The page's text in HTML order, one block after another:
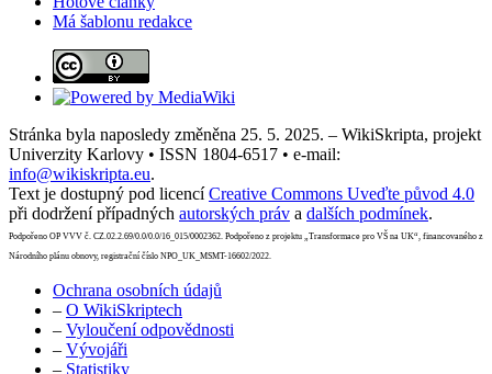
Má šablonu redakce
Stránka byla naposledy změněna 25. 5. 2025. – WikiSkripta, projekt
Univerzity Karlovy • ISSN 1804-6517 • e-mail:
info@wikiskripta.eu.
Text je dostupný pod licencíCreative Commons Uveďte původ 4.0
při dodržení případných autorských práv a dalších podmínek.
Podpořeno OP VVV č. CZ.02.2.69/0.0/0.0/16_015/0002362. Podpořeno z projektu „Transformace pro VŠ na UK“, financovaného z
Národního plánu obnovy, registrační číslo NPO_UK_MSMT-16602/2022.
Ochrana osobních údajů
– O WikiSkriptech
– Vyloučení odpovědnosti
– Vývojáři
– Statistiky